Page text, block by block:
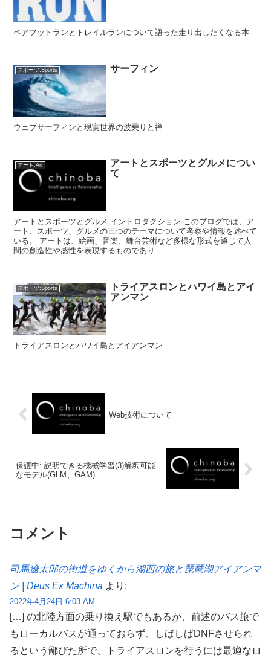
ベアフットランとトレイルランについて語った走り出したくなる本
スポーツ:Sports サーフィン
ウェブサーフィンと現実世界の波乗りと禅
アート:Art
アートとスポーツとグルメについ
て
アートとスポーツとグルメ イントロダクション このブログでは、ア
ート、スポーツ、グルメの三つのテーマについて考察や情報を述べて
いる。 アートは、絵画、音楽、舞台芸術など多様な形式を通じて人
間の創造性や感性を表現するものであり...
スポーツ:Sports
トライアスロンとハワイ島とアイ
アンマン
トライアスロンとハワイ島とアイアンマン
Web技術について
保護中: 説明できる機械学習(3)解釈可能
なモデル(GLM、GAM)
コメント
司馬遼太郎の街道をゆくから湖西の旅と琵琶湖アイアンマ
ン | Deus Ex Machina より:
2022年4月24日 6:03 AM
[…] の北陸方面の乗り換え駅でもあるが、前述のバス旅で
もローカルバスが通っておらず、しばしばDNFさせられ
るという鄙びた所で、トライアスロンを行うには最適なロ